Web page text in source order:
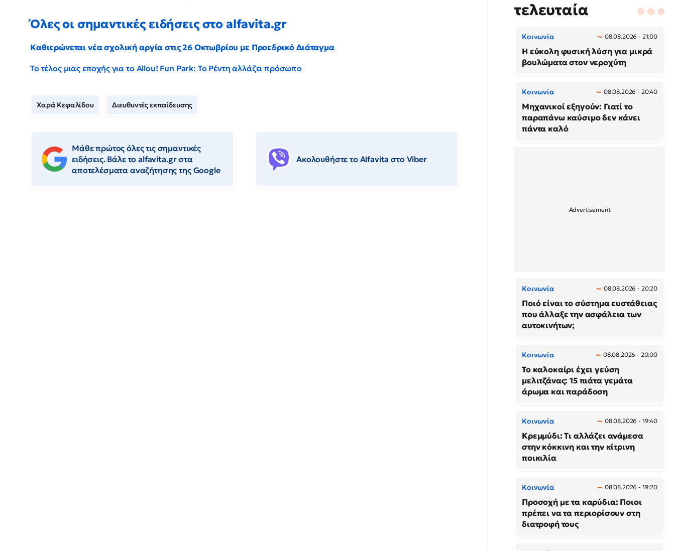
Όλες οι σημαντικές ειδήσεις στο alfavita.gr
Καθιερώνεται νέα σχολική αργία στις 26 Οκτωβρίου με Προεδρικό Διάταγμα
Το τέλος μιας εποχής για το Allou! Fun Park: Το Ρέντη αλλάζει πρόσωπο
Χαρά Κεφαλίδου Διευθυντές εκπαίδευσης
Μάθε πρώτος όλες τις σημαντικές
ειδήσεις. Βάλε το alfavita.gr στα
αποτελέσματα αναζήτησης της Google
Ακολουθήστε το Αlfavita στο Viber
τελευταία
Κοινωνία 08.08.2026 - 21:00
Η εύκολη φυσική λύση για μικρά
βουλώματα στον νεροχύτη
Κοινωνία 08.08.2026 - 20:40
Μηχανικοί εξηγούν: Γιατί το
παραπάνω καύσιμο δεν κάνει
πάντα καλό
Κοινωνία 08.08.2026 - 20:20
Ποιό είναι το σύστημα ευστάθειας
που άλλαξε την ασφάλεια των
αυτοκινήτων;
Κοινωνία 08.08.2026 - 20:00
Το καλοκαίρι έχει γεύση
μελιτζάνας: 15 πιάτα γεμάτα
άρωμα και παράδοση
Κοινωνία 08.08.2026 - 19:40
Κρεμμύδι: Τι αλλάζει ανάμεσα
στην κόκκινη και την κίτρινη
ποικιλία
Κοινωνία 08.08.2026 - 19:20
Προσοχή με τα καρύδια: Ποιοι
πρέπει να τα περιορίσουν στη
διατροφή τους